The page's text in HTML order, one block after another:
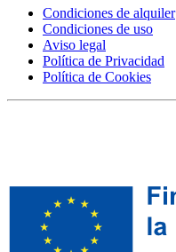
Condiciones de alquiler
Condiciones de uso
Aviso legal
Política de Privacidad
Política de Cookies